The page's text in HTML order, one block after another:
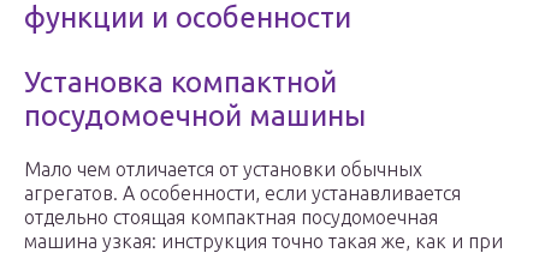
функции и особенности
Установка компактной
посудомоечной машины
Мало чем отличается от установки обычных
агрегатов. А особенности, если устанавливается
отдельно стоящая компактная посудомоечная
машина узкая: инструкция точно такая же, как и при